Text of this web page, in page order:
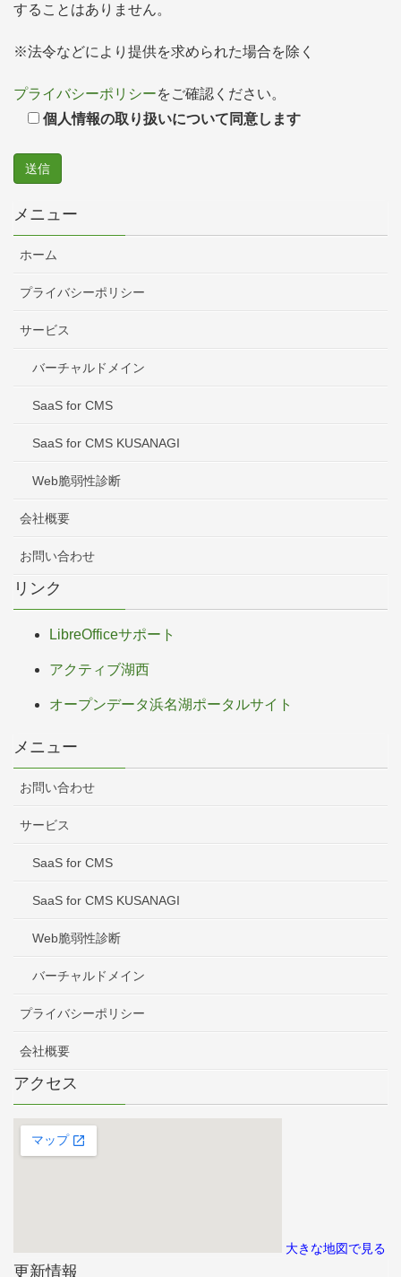
することはありません。
※法令などにより提供を求められた場合を除く
プライバシーポリシーをご確認ください。
個人情報の取り扱いについて同意します
メニュー
ホーム
プライバシーポリシー
サービス
バーチャルドメイン
SaaS for CMS
SaaS for CMS KUSANAGI
Web脆弱性診断
会社概要
お問い合わせ
リンク
LibreOfficeサポート
アクティブ湖西
オープンデータ浜名湖ポータルサイト
メニュー
お問い合わせ
サービス
SaaS for CMS
SaaS for CMS KUSANAGI
Web脆弱性診断
バーチャルドメイン
プライバシーポリシー
会社概要
アクセス
大きな地図で見る
更新情報